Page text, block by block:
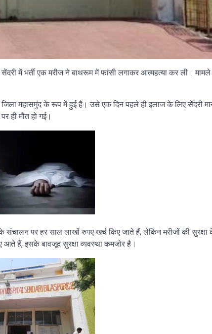
में भर्ती एक मरीज ने बाथरूम में फांसी लगाकर आत्महत्या कर ली।
महासमुंद के रूप में हुई है। उसे एक दिन पहले ही इलाज के लिए सेंदरी
ही मौत हो गई।
पर हर साल लाखों रुपए खर्च किए जाते हैं, लेकिन मरीजों की सुरक्षा
हैं, इसके बावजूद सुरक्षा व्यवस्था कमजोर है।